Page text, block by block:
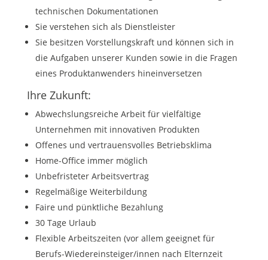
technischen Dokumentationen
Sie verstehen sich als Dienstleister
Sie besitzen Vorstellungskraft und können sich in
die Aufgaben unserer Kunden sowie in die Fragen
eines Produktanwenders hineinversetzen
Ihre Zukunft:
Abwechslungsreiche Arbeit für vielfältige
Unternehmen mit innovativen Produkten
Offenes und vertrauensvolles Betriebsklima
Home-Office immer möglich
Unbefristeter Arbeitsvertrag
Regelmäßige Weiterbildung
Faire und pünktliche Bezahlung
30 Tage Urlaub
Flexible Arbeitszeiten (vor allem geeignet für
Berufs-Wiedereinsteiger/innen nach Elternzeit